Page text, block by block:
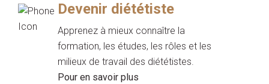
Devenir diététiste
Apprenez à mieux connaître la
formation, les études, les rôles et les
milieux de travail des diététistes.
Pour en savoir plus